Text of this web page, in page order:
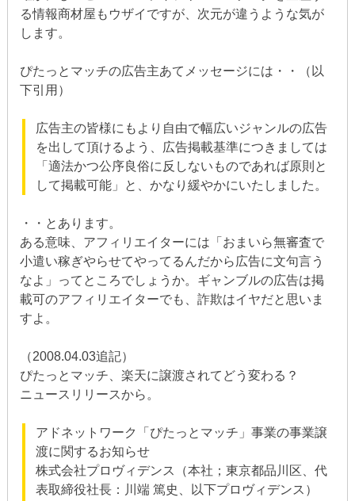
る情報商材屋もウザイですが、次元が違うような気が
します。
ぴたっとマッチの広告主あてメッセージには・・（以
下引用）
広告主の皆様にもより自由で幅広いジャンルの広告
を出して頂けるよう、広告掲載基準につきましては
「適法かつ公序良俗に反しないものであれば原則と
して掲載可能」と、かなり緩やかにいたしました。
・・とあります。
ある意味、アフィリエイターには「おまいら無審査で
小遣い稼ぎやらせてやってるんだから広告に文句言う
なよ」ってところでしょうか。ギャンブルの広告は掲
載可のアフィリエイターでも、詐欺はイヤだと思いま
すよ。
（2008.04.03追記）
ぴたっとマッチ、楽天に譲渡されてどう変わる？
ニュースリリースから。
アドネットワーク「ぴたっとマッチ」事業の事業譲
渡に関するお知らせ
株式会社プロヴィデンス（本社；東京都品川区、代
表取締役社長：川端 篤史、以下プロヴィデンス）